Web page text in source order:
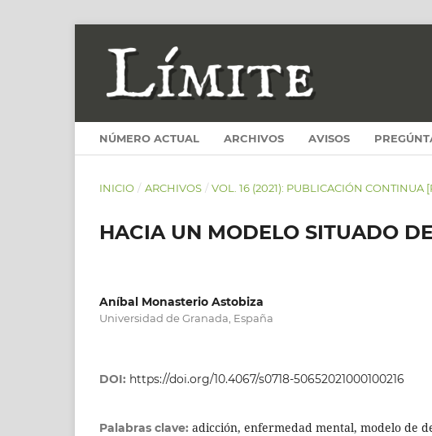
NÚMERO ACTUAL ARCHIVOS AVISOS
INICIO / ARCHIVOS / VOL. 16 (2021): PUBLICACIÓN CONTINUA
HACIA UN MODELO SITUADO
Aníbal Monasterio Astobiza
Universidad de Granada, España
DOI: https://doi.org/10.4067/s0718-50652021000100216
Palabras clave: adicción, enfermedad mental, modelo de